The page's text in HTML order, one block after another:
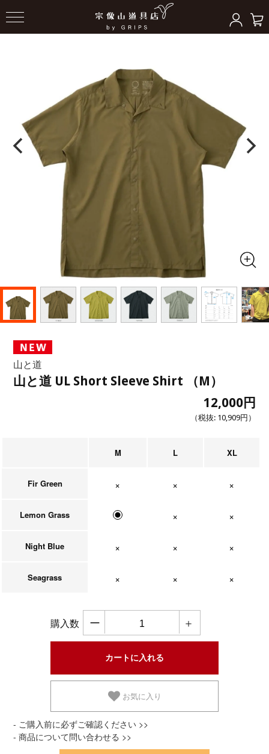
ウインドシェル/シャツ/他
山と道
山と道 UL Short Sleeve Shirt （M）
12,000円
（税抜: 10,909円 ）
M L XL
Fir Green
Lemon Grass
Night Blue
Seagrass
購入数 ー ＋
お気に入り
- ご購入前に必ずご確認ください >>
- 商品について問い合わせる >>